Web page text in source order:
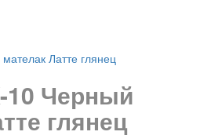
10 Черный
глянец